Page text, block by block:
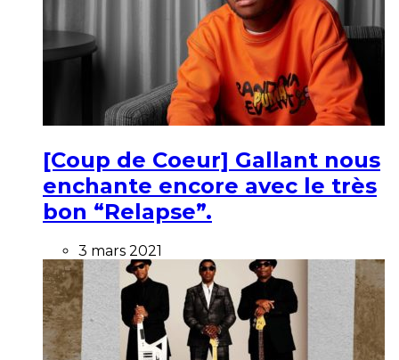
[Coup de Coeur] Gallant nous
enchante encore avec le très
bon “Relapse”.
3 mars 2021